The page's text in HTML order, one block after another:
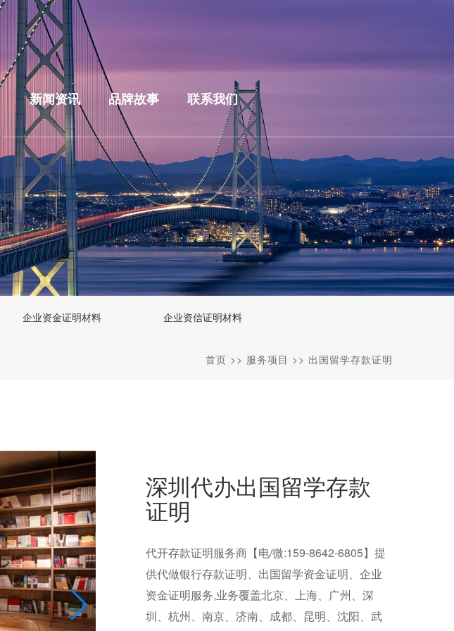
新闻资讯 品牌故事 联系我们
企业资金证明材料 企业资信证明材料
首页 >> 服务项目 >> 出国留学存款证明
深圳代办出国留学存款
证明
代开存款证明服务商【电/微:159-8642-6805】提
供代做银行存款证明、出国留学资金证明、企业
资金证明服务,业务覆盖北京、上海、广州、深
圳、杭州、南京、济南、成都、昆明、沈阳、武